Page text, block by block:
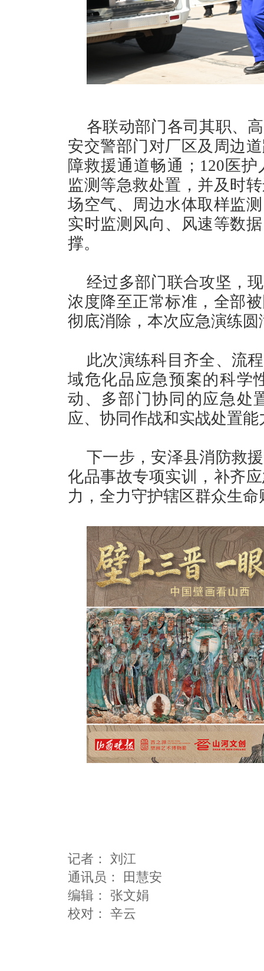
各联动部门各司其职、
安交警部门对厂区及周边
障救援通道畅通；120医
监测等急救处置，并及时
场空气、周边水体取样监
实时监测风向、风速等数
撑。
经过多部门联合攻坚，
浓度降至正常标准，全部
彻底消除，本次应急演练圆
此次演练科目齐全、流
域危化品应急预案的科学
动、多部门协同的应急处
应、协同作战和实战处置能
下一步，安泽县消防救
化品事故专项实训，补齐
力，全力守护辖区群众生
记者： 刘江
通讯员：
田慧安
编辑： 张文娟